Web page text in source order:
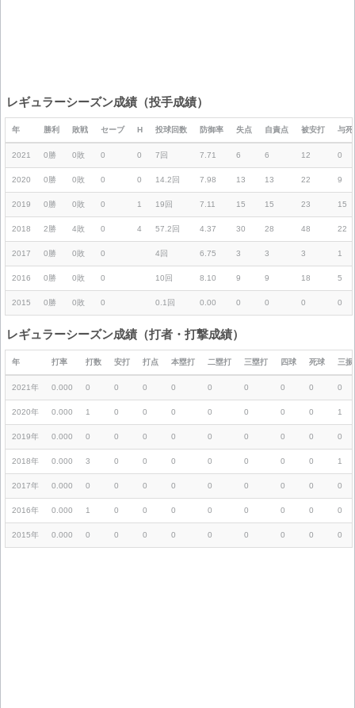
レギュラーシーズン成績（投手成績）
年 勝利 敗戦 セーブ H 投球回数 防御率 失点 自責点 被安打 与死
2021 0勝 0敗 0 0 7回 7.71 6 6 12 0
2020 0勝 0敗 0 0 14.2回 7.98 13 13 22 9
2019 0勝 0敗 0 1 19回 7.11 15 15 23 15
2018 2勝 4敗 0 4 57.2回 4.37 30 28 48 22
2017 0勝 0敗 0 4回 6.75 3 3 3 1
2016 0勝 0敗 0 10回 8.10 9 9 18 5
2015 0勝 0敗 0 0.1回 0.00 0 0 0 0
レギュラーシーズン成績（打者・打撃成績）
年 打率 打数 安打 打点 本塁打 二塁打 三塁打 四球 死球 三振
2021年 0.000 0 0 0 0 0 0 0 0 0
2020年 0.000 1 0 0 0 0 0 0 0 1
2019年 0.000 0 0 0 0 0 0 0 0 0
2018年 0.000 3 0 0 0 0 0 0 0 1
2017年 0.000 0 0 0 0 0 0 0 0 0
2016年 0.000 1 0 0 0 0 0 0 0 0
2015年 0.000 0 0 0 0 0 0 0 0 0